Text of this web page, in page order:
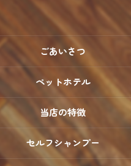
ごあいさつ
ペットホテル
当店の特徴
セルフシャンプー